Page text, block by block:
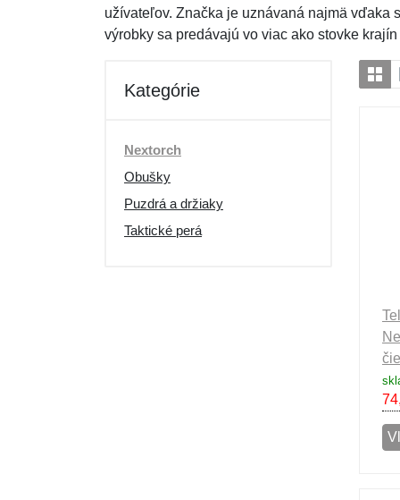
Obranné nástroje
Darčekové poukazy
Výpredaj
užívateľov. Značka je uznávaná najmä vďaka
výrobky sa predávajú vo viac ako stovke
Kategórie
Nextorch
Obušky
Puzdrá a držiaky
Taktické perá